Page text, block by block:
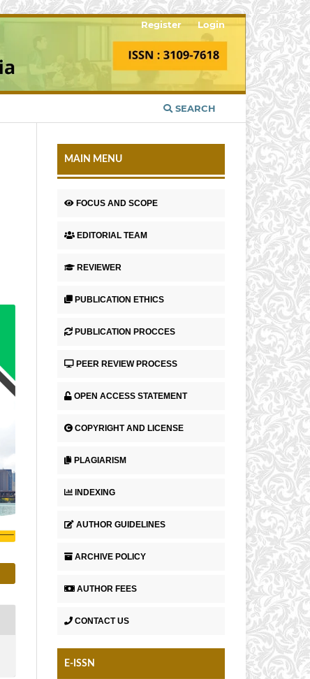
SEARCH
Register Login
MAIN MENU
FOCUS AND SCOPE
EDITORIAL TEAM
REVIEWER
PUBLICATION ETHICS
PUBLICATION PROCCES
PEER REVIEW PROCESS
OPEN ACCESS STATEMENT
COPYRIGHT AND LICENSE
PLAGIARISM
INDEXING
AUTHOR GUIDELINES
ARCHIVE POLICY
AUTHOR FEES
CONTACT US
E-ISSN